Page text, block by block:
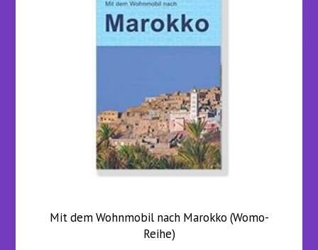
Mit dem Wohnmobil nach Marokko (Womo-
Reihe)